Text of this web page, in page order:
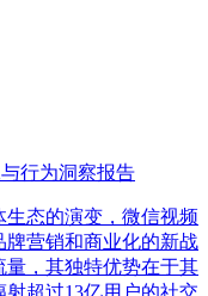
行为洞察报告
态的演变，微信视频
营销和商业化的新战
，其独特优势在于其